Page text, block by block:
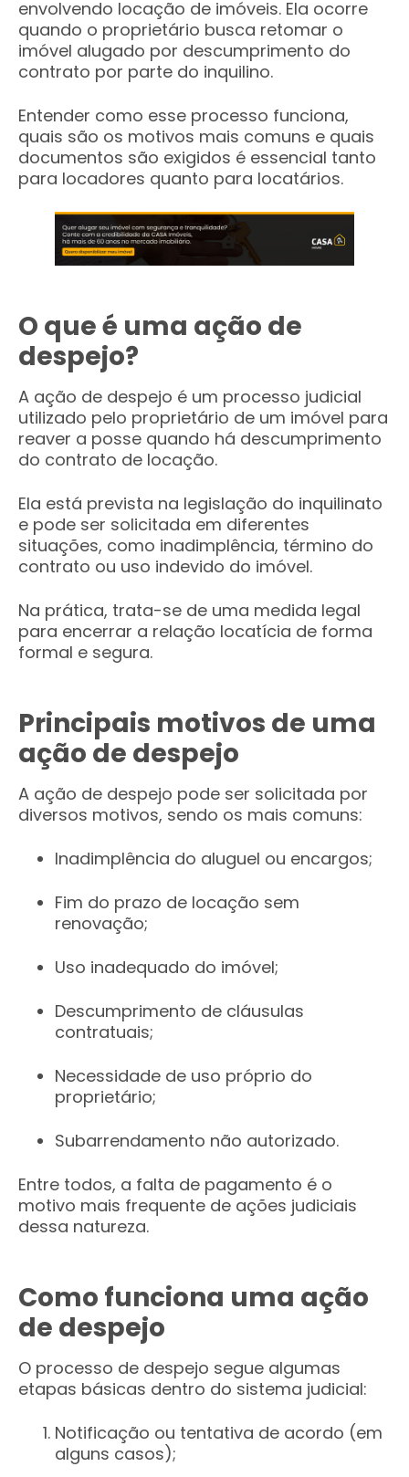
envolvendo locação de imóveis. Ela ocorre
quando o proprietário busca retomar o
imóvel alugado por descumprimento do
contrato por parte do inquilino.
Entender como esse processo funciona,
quais são os motivos mais comuns e quais
documentos são exigidos é essencial tanto
para locadores quanto para locatários.
O que é uma ação de
despejo?
A ação de despejo é um processo judicial
utilizado pelo proprietário de um imóvel para
reaver a posse quando há descumprimento
do contrato de locação.
Ela está prevista na legislação do inquilinato
e pode ser solicitada em diferentes
situações, como inadimplência, término do
contrato ou uso indevido do imóvel.
Na prática, trata-se de uma medida legal
para encerrar a relação locatícia de forma
formal e segura.
Principais motivos de uma
ação de despejo
A ação de despejo pode ser solicitada por
diversos motivos, sendo os mais comuns:
Inadimplência do aluguel ou encargos;
Fim do prazo de locação sem
renovação;
Uso inadequado do imóvel;
Descumprimento de cláusulas
contratuais;
Necessidade de uso próprio do
proprietário;
Subarrendamento não autorizado.
Entre todos, a falta de pagamento é o
motivo mais frequente de ações judiciais
dessa natureza.
Como funciona uma ação
de despejo
O processo de despejo segue algumas
etapas básicas dentro do sistema judicial:
Notificação ou tentativa de acordo (em
alguns casos);